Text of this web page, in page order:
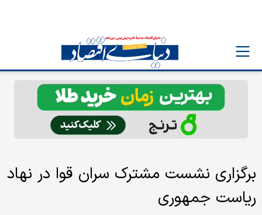
برگزاری نشست مشترک سران قوا در نهاد
ریاست جمهوری